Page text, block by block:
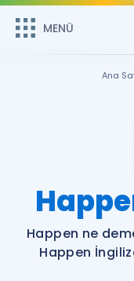
MENÜ
Remzi Hoca ile seni
MENÜ
Katılımcı
Faydalı Araçlar
Ana
Happen ne
Happen